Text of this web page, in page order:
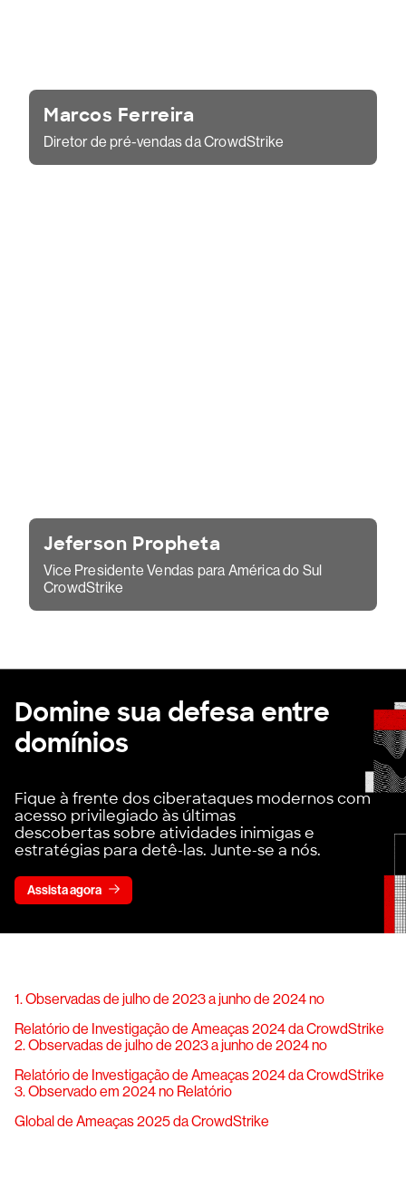
Diretor de pré-vendas da CrowdStrike
Marcos Ferreira
Vice Presidente Vendas para América do Sul
CrowdStrike
Jeferson Propheta
Domine sua defesa entre
domínios
Fique à frente dos ciberataques modernos com
acesso privilegiado às últimas
descobertas sobre atividades inimigas e
estratégias para detê-las. Junte-se a nós.
Assista agora
1. Observadas de julho de 2023 a junho de 2024 no
Relatório de Investigação de Ameaças 2024 da CrowdStrike
2. Observadas de julho de 2023 a junho de 2024 no
Relatório de Investigação de Ameaças 2024 da CrowdStrike
3. Observado em 2024 no Relatório
Global de Ameaças 2025 da CrowdStrike